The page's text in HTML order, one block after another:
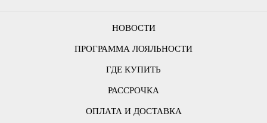
НОВОСТИ
ПРОГРАММА ЛОЯЛЬНОСТИ
ГДЕ КУПИТЬ
РАССРОЧКА
ОПЛАТА И ДОСТАВКА